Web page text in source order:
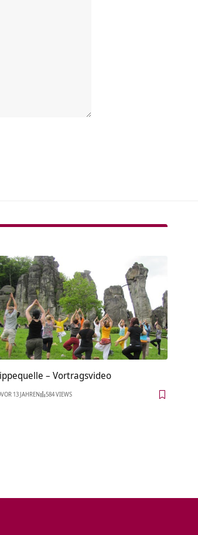
Lippequelle‏‎ – Vortragsvideo
VOR 13 JAHREN 584 VIEWS